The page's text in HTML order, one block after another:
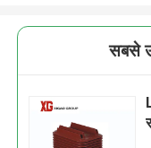
सबसे